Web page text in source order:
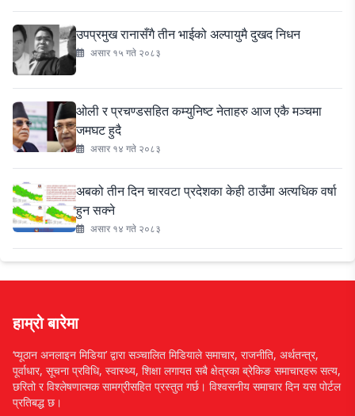
उपप्रमुख रानासँगै तीन भाईको अल्पायुमै दुखद निधन
असार १५ गते २०८३
ओली र प्रचण्डसहित कम्युनिष्ट नेताहरु आज एकै मञ्चमा
जमघट हुदै
असार १४ गते २०८३
अबको तीन दिन चारवटा प्रदेशका केही ठाउँमा अत्यधिक वर्षा
हुन सक्ने
असार १४ गते २०८३
हाम्रो बारेमा
‘प्यूठान अनलाइन मिडिया’ द्वारा सञ्चालित मिडियाले समाचार, राजनीति, अर्थतन्त्र,
पूर्वाधार, सूचना प्रविधि, स्वास्थ्य, शिक्षा लगायत सबै क्षेत्रका ब्रेकिङ समाचारहरू सत्य,
छरितो र विश्लेषणात्मक सामग्रीसहित प्रस्तुत गर्छ। विश्वसनीय समाचार दिन यस पोर्टल
प्रतिबद्ध छ।